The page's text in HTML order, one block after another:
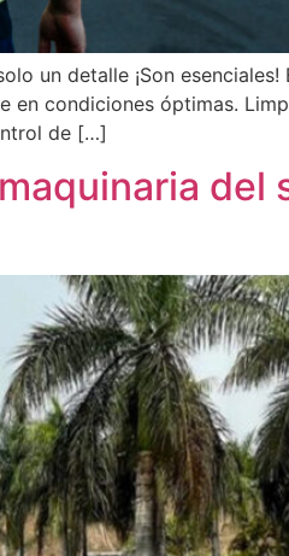
un detalle ¡Son
condiciones óptimas.
de […]